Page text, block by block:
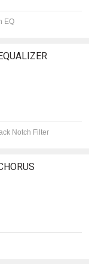
EQ
Notch Filter